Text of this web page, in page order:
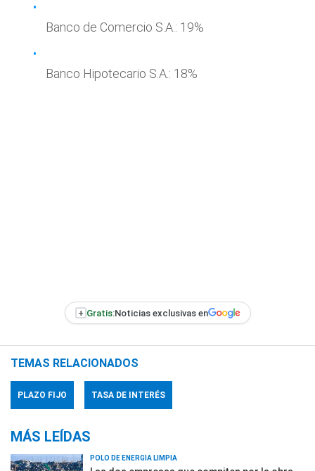
Banco de Comercio S.A.: 19%
Banco Hipotecario S.A.: 18%
+ Gratis:Noticias exclusivas en
TEMAS RELACIONADOS
PLAZO FIJO TASA DE INTERÉS
MÁS LEÍDAS
POLO DE ENERGÍA LIMPIA